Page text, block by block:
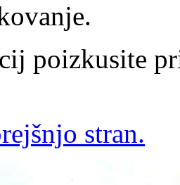
poizkusite
stran.